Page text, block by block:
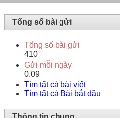
Tổng số bài gửi
Tổng số bài gửi
410
Gửi mỗi ngày
0.09
Tìm tất cả bài viết
Tìm tất cả Bài bắt đầu